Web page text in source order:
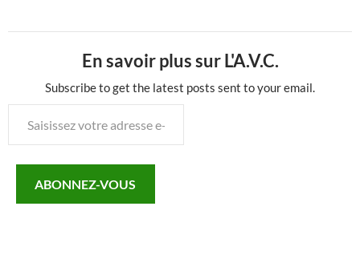
En savoir plus sur L'A.V.C.
Subscribe to get the latest posts sent to your email.
votre
mail…ABONNEZ-VOUS